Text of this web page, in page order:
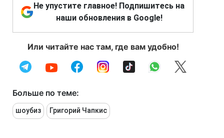
Не упустите главное! Подпишитесь на
наши обновления в Google!
Или читайте нас там, где вам удобно!
Больше по теме:
шоубиз Григорий Чапкис